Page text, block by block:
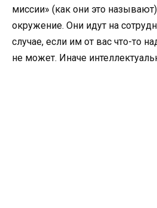
миссии» (как они это
окружение. Они идут на
случае, если им от вас что-то
не может. Иначе